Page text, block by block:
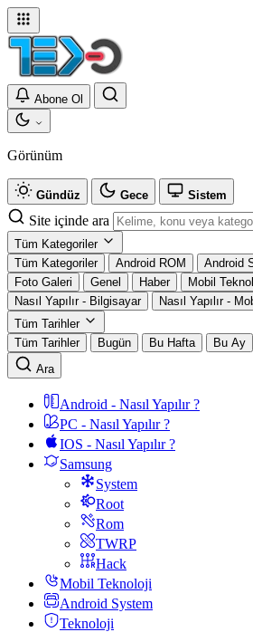
Abone Ol
Görünüm
Gündüz Gece Sistem
Site içinde ara
Tüm Kategoriler
Tüm Kategoriler
Android ROM Android
Foto Galeri
Genel Haber
Mobil
Nasıl Yapılır - Bilgisayar
Nasıl Yapılır -
Tüm Tarihler
Tüm Tarihler
Bugün Bu Hafta Bu Ay
Ara
Android - Nasıl Yapılır ?
PC - Nasıl Yapılır ?
IOS - Nasıl Yapılır ?
Samsung
System
Root
Rom
TWRP
Hack
Mobil Teknoloji
Android System
Teknoloji